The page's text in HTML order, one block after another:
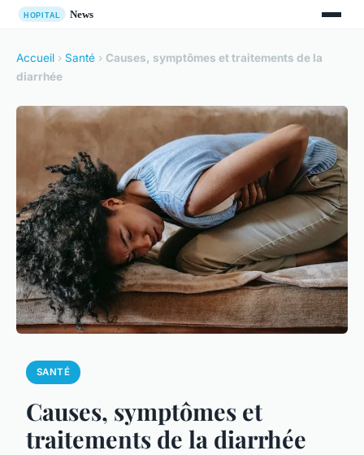
Accueil › Santé › Causes, symptômes et traitements de la
diarrhée
SANTÉ
Causes, symptômes et
traitements de la diarrhée